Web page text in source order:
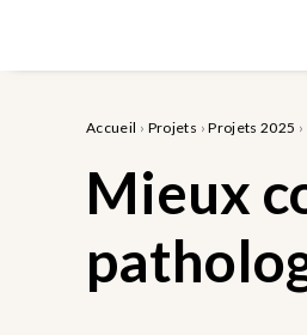
Accueil › Projets ›Projets 2025 ›
Mieux